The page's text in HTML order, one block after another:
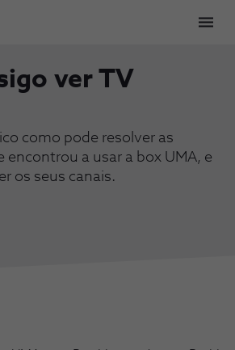
ver TV
como pode resolver as
encontrou a usar a box UMA, e
os seus canais.